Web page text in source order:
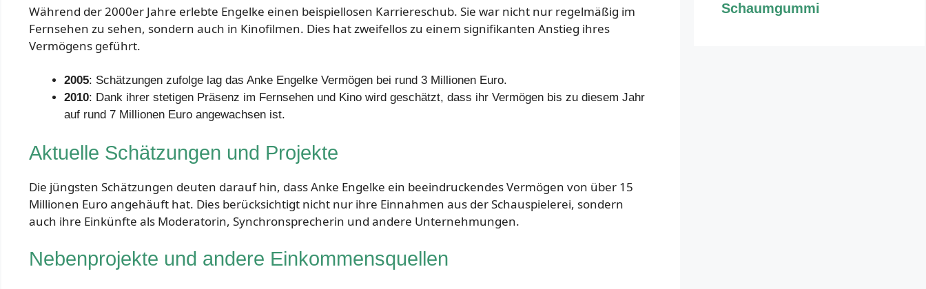
Während der 2000er Jahre erlebte Engelke einen beispiellosen Karriereschub. Sie war nicht nur regelmäßig im
Fernsehen zu sehen, sondern auch in Kinofilmen. Dies hat zweifellos zu einem signifikanten Anstieg ihres
Vermögens geführt.
2005: Schätzungen zufolge lag das Anke Engelke Vermögen bei rund 3 Millionen Euro.
2010: Dank ihrer stetigen Präsenz im Fernsehen und Kino wird geschätzt, dass ihr Vermögen bis zu diesem Jahr
auf rund 7 Millionen Euro angewachsen ist.
Aktuelle Schätzungen und Projekte
Die jüngsten Schätzungen deuten darauf hin, dass Anke Engelke ein beeindruckendes Vermögen von über 15
Millionen Euro angehäuft hat. Dies berücksichtigt nicht nur ihre Einnahmen aus der Schauspielerei, sondern
auch ihre Einkünfte als Moderatorin, Synchronsprecherin und andere Unternehmungen.
Nebenprojekte und andere Einkommensquellen
Schaumgummi